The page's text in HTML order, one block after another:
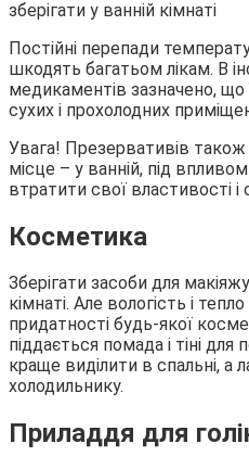
Постійні перепади
шкодять багатьом лікам. В
медикаментів зазначено, що
сухих і прохолодних
Увага! Презервативів
місце – у ванній, під
втратити свої властивості
Косметика
Зберігати засоби для
кімнаті. Але вологість і
придатності будь-якої
піддається помада і тіні
краще виділити в спальні, а
холодильнику.
Приладдя для